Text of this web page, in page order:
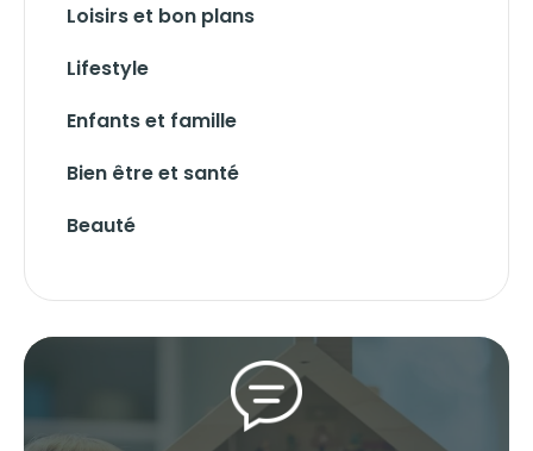
Loisirs et bon plans
Lifestyle
Enfants et famille
Bien être et santé
Beauté